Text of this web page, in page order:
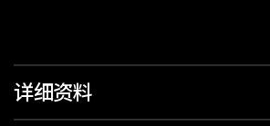
详细资料